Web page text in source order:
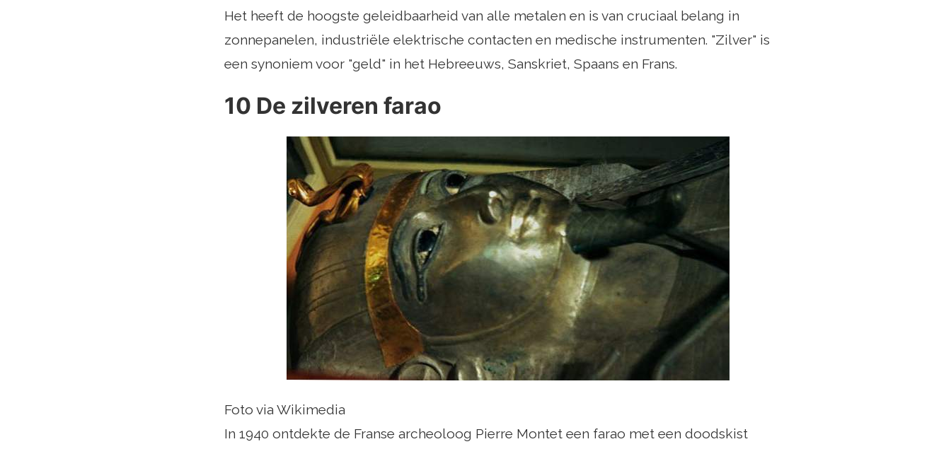
Het heeft de hoogste geleidbaarheid van alle metalen en is van cruciaal belang in
zonnepanelen, industriële elektrische contacten en medische instrumenten. "Zilver" is
een synoniem voor "geld" in het Hebreeuws, Sanskriet, Spaans en Frans.
10 De zilveren farao
Foto via Wikimedia
In 1940 ontdekte de Franse archeoloog Pierre Montet een farao met een doodskist